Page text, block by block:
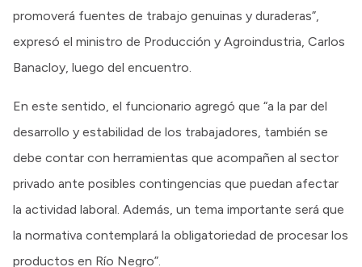
promoverá fuentes de trabajo genuinas y duraderas”,
expresó el ministro de Producción y Agroindustria, Carlos
Banacloy, luego del encuentro.
En este sentido, el funcionario agregó que “a la par del
desarrollo y estabilidad de los trabajadores, también se
debe contar con herramientas que acompañen al sector
privado ante posibles contingencias que puedan afectar
la actividad laboral. Además, un tema importante será que
la normativa contemplará la obligatoriedad de procesar los
productos en Río Negro”.